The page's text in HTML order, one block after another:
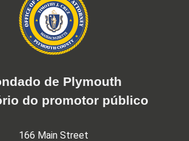
de Plymouth
do promotor público
166 Main Street